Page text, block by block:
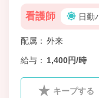
看護師 日勤
配属 外来
給与 1,400円/時
キープする